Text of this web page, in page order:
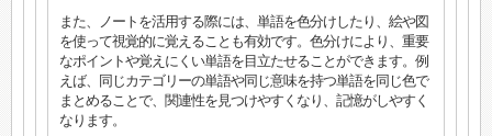
また、ノートを活用する際には、単語を色分けしたり、絵や図
を使って視覚的に覚えることも有効です。色分けにより、重要
なポイントや覚えにくい単語を目立たせることができます。例
えば、同じカテゴリーの単語や同じ意味を持つ単語を同じ色で
まとめることで、関連性を見つけやすくなり、記憶がしやすく
なります。